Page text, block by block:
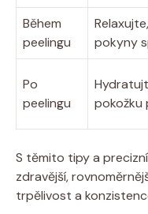
Během
peelingu
pokyny
Po
peelingu
pokožku
S těmito tipy a
zdravější,
trpělivost a